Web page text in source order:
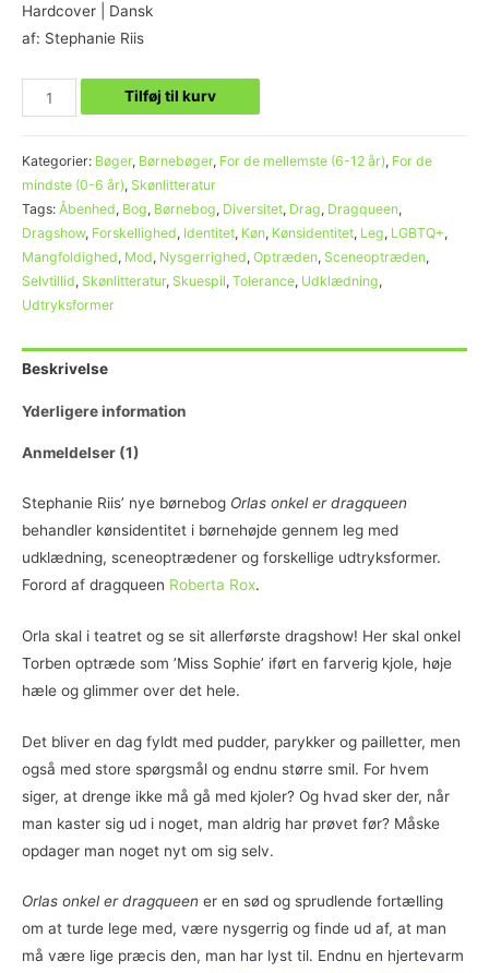
kundebedømmelse
Hardcover | Dansk
af: Stephanie Riis
Tilføj til kurv
Kategorier: Bøger, Børnebøger, For de mellemste (6-12 år), For de
mindste (0-6 år), Skønlitteratur
Tags: Åbenhed, Bog, Børnebog, Diversitet, Drag, Dragqueen,
Dragshow, Forskellighed, Identitet, Køn, Kønsidentitet, Leg, LGBTQ+,
Mangfoldighed, Mod, Nysgerrighed, Optræden, Sceneoptræden,
Selvtillid, Skønlitteratur, Skuespil, Tolerance, Udklædning,
Udtryksformer
Beskrivelse
Yderligere information
Anmeldelser (1)
Stephanie Riis’ nye børnebog Orlas onkel er dragqueen
behandler kønsidentitet i børnehøjde gennem leg med
udklædning, sceneoptrædener og forskellige udtryksformer.
Forord af dragqueen Roberta Rox.
Orla skal i teatret og se sit allerførste dragshow! Her skal onkel
Torben optræde som ’Miss Sophie’ iført en farverig kjole, høje
hæle og glimmer over det hele.
Det bliver en dag fyldt med pudder, parykker og pailletter, men
også med store spørgsmål og endnu større smil. For hvem
siger, at drenge ikke må gå med kjoler? Og hvad sker der, når
man kaster sig ud i noget, man aldrig har prøvet før? Måske
opdager man noget nyt om sig selv.
Orlas onkel er dragqueen er en sød og sprudlende fortælling
om at turde lege med, være nysgerrig og finde ud af, at man
må være lige præcis den, man har lyst til. Endnu en hjertevarm